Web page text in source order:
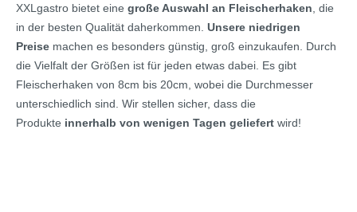
XXLgastro bietet eine große Auswahl an Fleischerhaken , die
in der besten Qualität daherkommen. Unsere niedrigen
Preise machen es besonders günstig, groß einzukaufen. Durch
die Vielfalt der Größen ist für jeden etwas dabei. Es gibt
Fleischerhaken von 8cm bis 20cm, wobei die Durchmesser
unterschiedlich sind. Wir stellen sicher, dass die
Produkte innerhalb von wenigen Tagen geliefert wird!